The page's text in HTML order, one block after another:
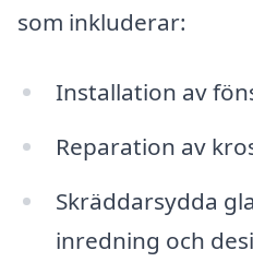
som inkluderar:
Installation av
Reparation av
Skräddarsydda
inredning och